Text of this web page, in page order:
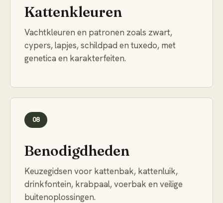
Kattenkleuren
Vachtkleuren en patronen zoals zwart,
cypers, lapjes, schildpad en tuxedo, met
genetica en karakterfeiten.
08
Benodigdheden
Keuzegidsen voor kattenbak, kattenluik,
drinkfontein, krabpaal, voerbak en veilige
buitenoplossingen.